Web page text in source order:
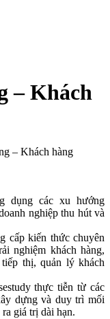
– Khách
– Khách hàng
dụng các xu hướng
nghiệp thu hút và
cấp kiến thức chuyên
nghiệm khách hàng,
thị, quản lý khách
thực tiễn từ các
dựng và duy trì mối
giá trị dài hạn.